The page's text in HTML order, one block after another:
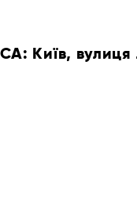
Київ, вулиця